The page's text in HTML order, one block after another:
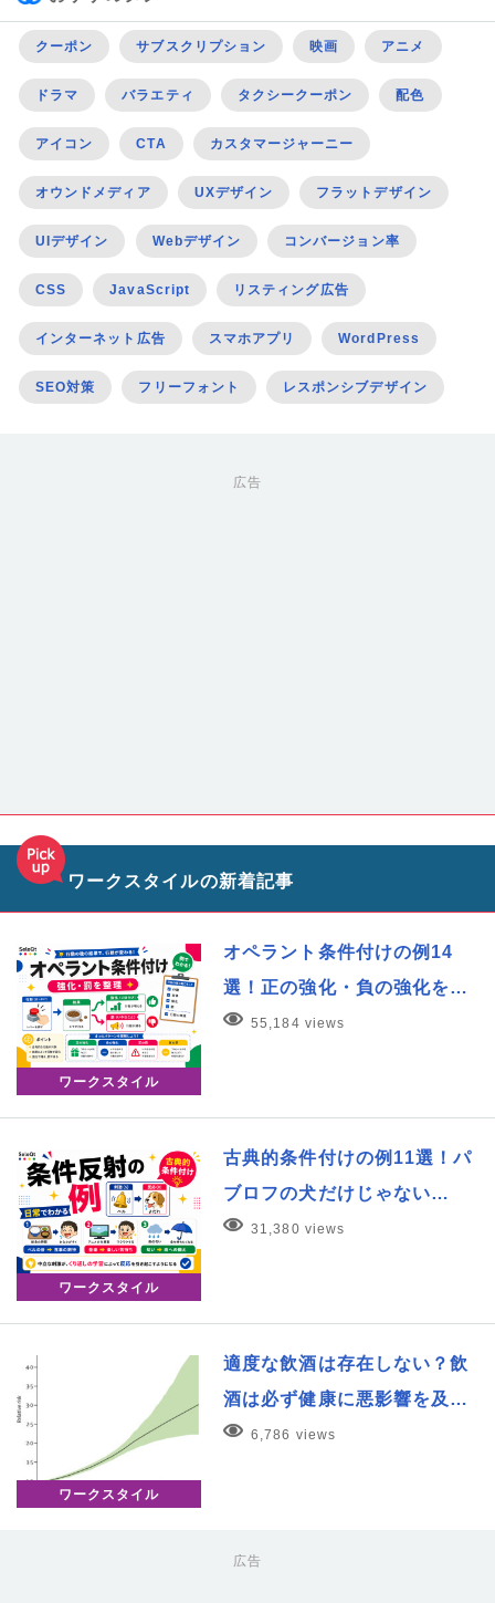
クーポン サブスクリプション 映画 アニメ
ドラマ バラエティ タクシークーポン 配色
アイコン CTA カスタマージャーニー
オウンドメディア UXデザイン フラットデザイン
UIデザイン Webデザイン コンバージョン率
CSS JavaScript リスティング広告
インターネット広告 スマホアプリ WordPress
SEO対策 フリーフォント レスポンシブデザイン
広告
ワークスタイルの新着記事
ワークスタイル
オペラント条件付けの例14
選！正の強化・負の強化を…
55,184 views
ワークスタイル
古典的条件付けの例11選！パ
ブロフの犬だけじゃない…
31,380 views
ワークスタイル
適度な飲酒は存在しない？飲
酒は必ず健康に悪影響を及…
6,786 views
広告